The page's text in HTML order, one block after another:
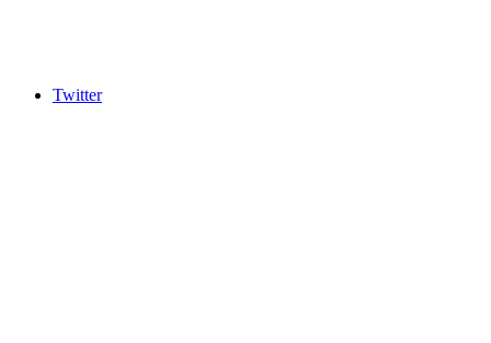
Twitter